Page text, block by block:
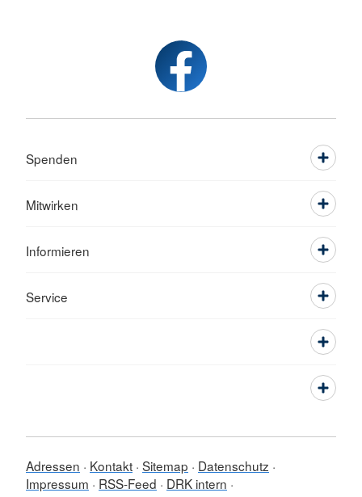
Spenden
Mitwirken
Informieren
Service
Adressen Kontakt Sitemap
Datenschutz
Impressum
RSS-Feed
DRK intern